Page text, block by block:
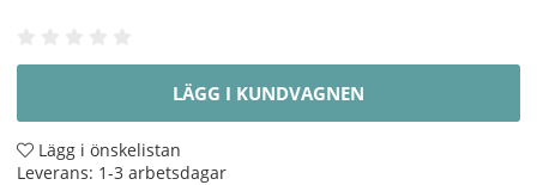
LÄGG I KUNDVAGNEN
Lägg i önskelistan
Leverans: 1-3 arbetsdagar